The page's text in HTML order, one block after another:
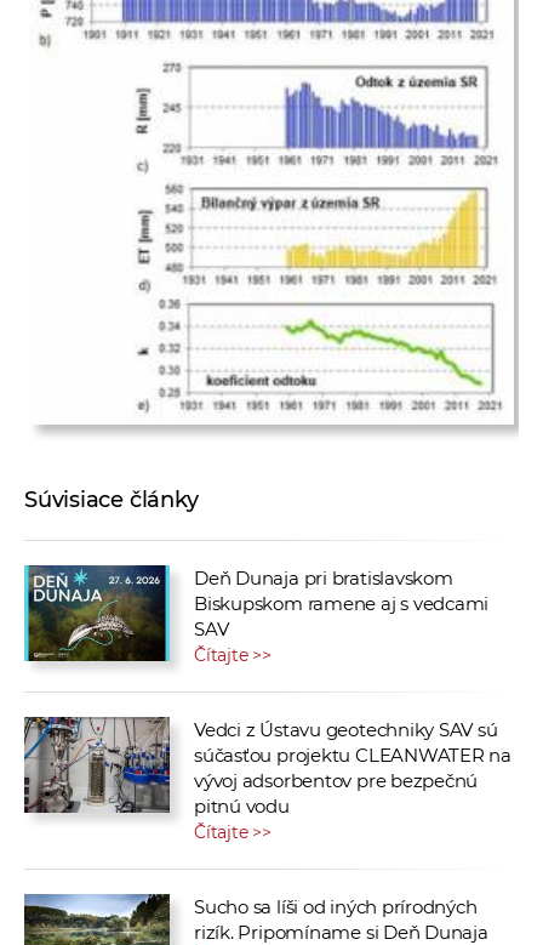
Súvisiace články
Deň Dunaja pri bratislavskom
Biskupskom ramene aj s vedcami
SAV
Čítajte >>
Vedci z Ústavu geotechniky SAV sú
súčasťou projektu CLEANWATER na
vývoj adsorbentov pre bezpečnú
pitnú vodu
Čítajte >>
Sucho sa líši od iných prírodných
rizík. Pripomíname si Deň Dunaja